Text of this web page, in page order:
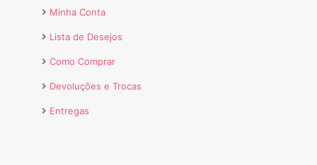
Minha Conta
Lista de Desejos
Como Comprar
Devoluções e Trocas
Entregas